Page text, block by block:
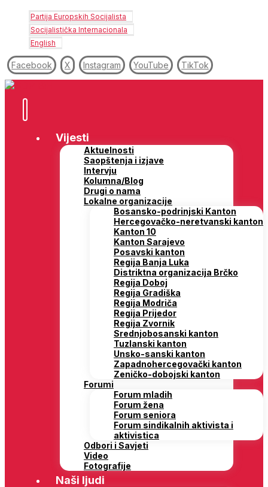
Partija Europskih Socijalista
Socijalistička Internacionala
English
Facebook X Instagram YouTube TikTok
Vijesti
Aktuelnosti
Saopštenja i izjave
Intervju
Kolumna/Blog
Drugi o nama
Lokalne organizacije
Bosansko-podrinjski Kanton
Hercegovačko-neretvanski kanton
Kanton 10
Kanton Sarajevo
Posavski kanton
Regija Banja Luka
Distriktna organizacija Brčko
Regija Doboj
Regija Gradiška
Regija Modriča
Regija Prijedor
Regija Zvornik
Srednjobosanski kanton
Tuzlanski kanton
Unsko-sanski kanton
Zapadnohercegovački kanton
Zeničko-dobojski kanton
Forumi
Forum mladih
Forum žena
Forum seniora
Forum sindikalnih aktivista i
aktivistica
Odbori i Savjeti
Video
Fotografije
Naši ljudi